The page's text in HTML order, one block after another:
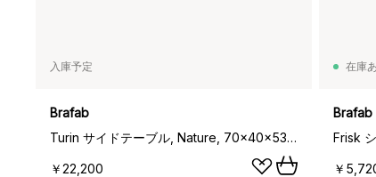
入庫予定
Brafab
Turin サイドテーブル, Nature, 70x40x53 cm
￥22,200
在庫
Brafab
Frisk
￥